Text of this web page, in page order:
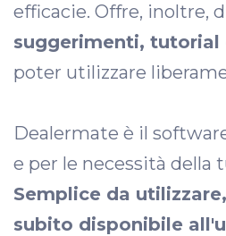
efficacie. Offre, inoltre,
suggerimenti, tutorial
poter utilizzare
Dealermate è il
e per le necessità della
Semplice da
subito disponibile